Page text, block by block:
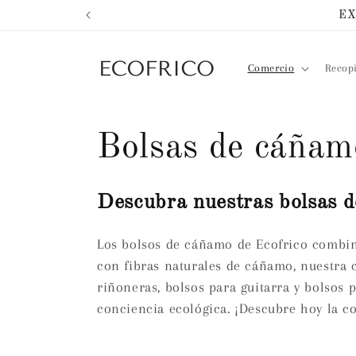
Comercio
C
o
l
e
c
Bolsas de
Descubra nuestras bolsas
Los bolsos de cáñamo de Ecofrico
con fibras naturales de cáñamo, nuestra
riñoneras, bolsos para guitarra y bolsos
conciencia ecológica. ¡Descubre hoy la